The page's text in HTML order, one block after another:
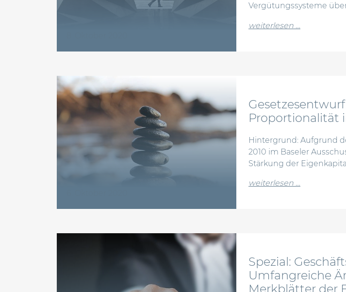
Vergütungssysteme
weiterlesen …
Proportionalität
Hintergrund: Aufgrund
2010 im Baseler
Stärkung der
weiterlesen …from
Spezial:
Umfangreiche
Merkblätter der